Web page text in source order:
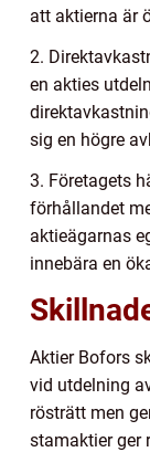
att aktierna är
2.
en akties
sig en högre
3. Företagets
förhållandet
aktieägarnas
innebära en
Aktier Bofors
vid utdelning
rösträtt men
stamaktier ger